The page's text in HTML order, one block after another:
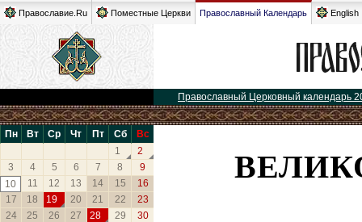
Православие.Ru Поместные Церкви Православный Календарь English
Православный Церковный календарь
Пн Вт Ср Чт Пт Сб
Вс
1
2
3
4 5 6 7 8
9
10
11 12 13 14 15
16
17
18 19 20 21 22
23
24
25 26 27 28 29
30